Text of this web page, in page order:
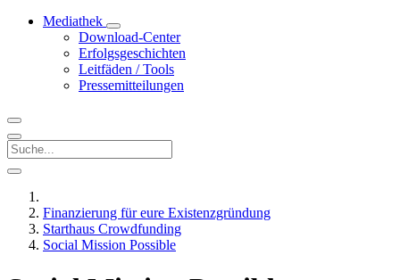
Mediathek
Download-Center
Erfolgsgeschichten
Leitfäden / Tools
Pressemitteilungen
Finanzierung für eure Existenzgründung
Starthaus Crowdfunding
Social Mission Possible